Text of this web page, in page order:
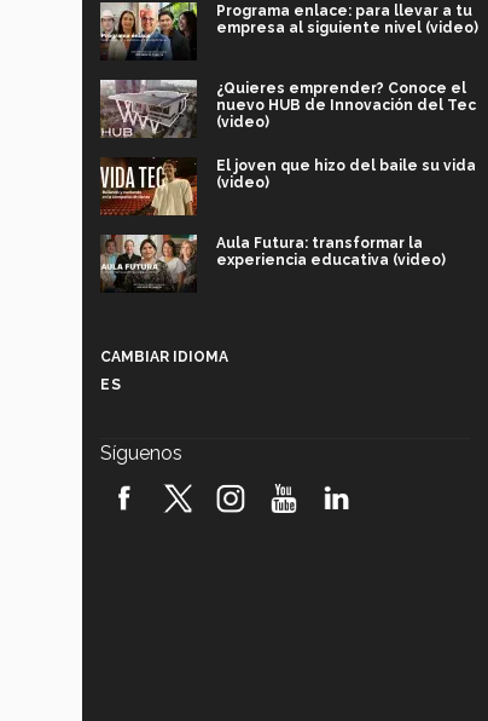
Programa enlace: para llevar a tu
empresa al siguiente nivel (video)
¿Quieres emprender? Conoce el
nuevo HUB de Innovación del Tec
(video)
El joven que hizo del baile su vida
(video)
Aula Futura: transformar la
experiencia educativa (video)
robótica FIRST 2026! (video)
CAMBIAR IDIOMA
ES
Síguenos